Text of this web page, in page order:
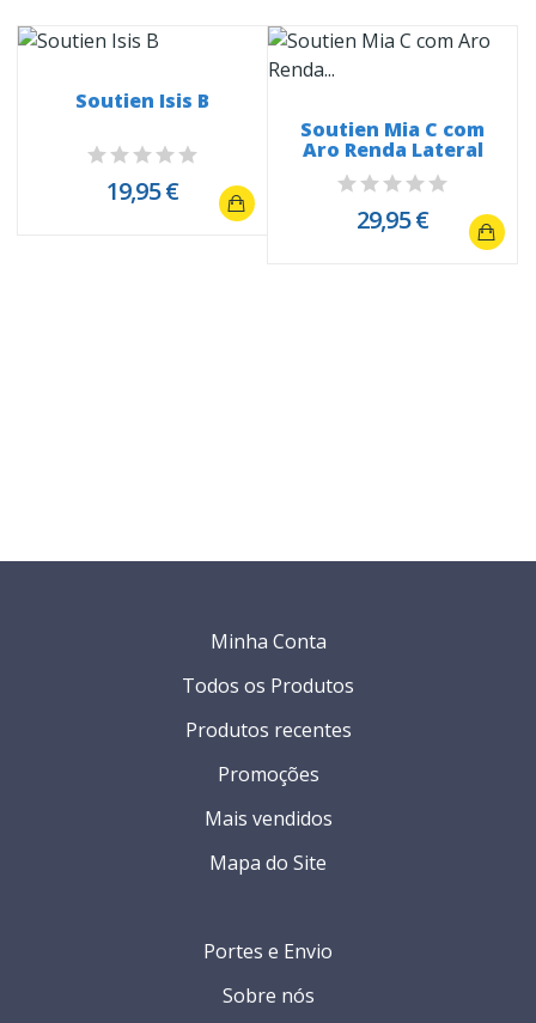
Soutien Isis B
19,95 €
Soutien Mia C com
Aro Renda Lateral
29,95 €
Portes e Envio
Sobre nós
Minha Conta
Todos os Produtos
Produtos recentes
Promoções
Mais vendidos
Mapa do Site